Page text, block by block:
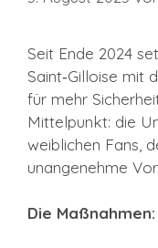
Seit Ende 2024
Saint‑Gilloise mit
für mehr
Mittelpunkt: die
weiblichen Fans,
unangenehme
Die Maßnahmen: